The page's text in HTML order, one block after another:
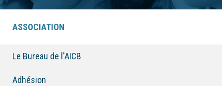
ASSOCIATION
Le Bureau de l'AICB
Adhésion